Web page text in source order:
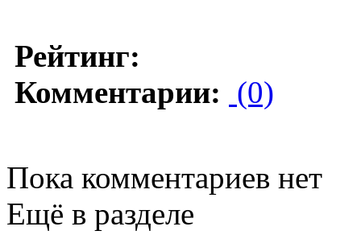
Рейтинг:
Комментарии: (0)
Пока комментариев нет
Ещё в разделе